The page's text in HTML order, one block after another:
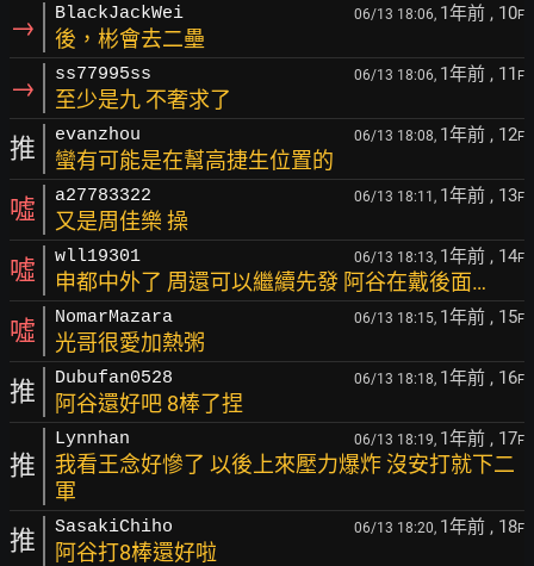
→ BlackJackWei 06/13 18:06, 1年前 , 10F
後，彬會去二壘
→ ss77995ss 06/13 18:06, 1年前 , 11 F
至少是九 不奢求了
推 evanzhou 06/13 18:08, 1年前 , 12F
蠻有可能是在幫高捷生位置的
噓 a27783322 06/13 18:11, 1年前 , 13F
又是周佳樂 操
噓 wll19301 06/13 18:13, 1年前 , 14F
申都中外了 周還可以繼續先發 阿谷在戴後面…
噓 NomarMazara 06/13 18:15, 1年前 , 15F
光哥很愛加熱粥
推 Dubufan0528 06/13 18:18, 1年前 , 16F
阿谷還好吧 8棒了捏
推
Lynnhan 06/13 18:19, 1年前 , 17F
我看王念好慘了 以後上來壓力爆炸 沒安打就下二
軍
推 SasakiChiho 06/13 18:20, 1年前 , 18F
阿谷打8棒還好啦